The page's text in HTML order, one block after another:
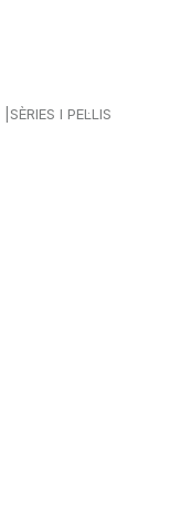
SÈRIES I PEL·LIS